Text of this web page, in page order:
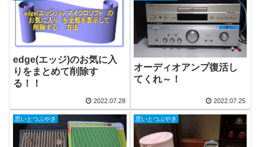
edge(エッジ)のお気に入
りをまとめて削除す
る！！
2022.07.28
オーディオアンプ復活し
てくれ～！
2022.07.25
思いとつぶやき 思いとつぶやき